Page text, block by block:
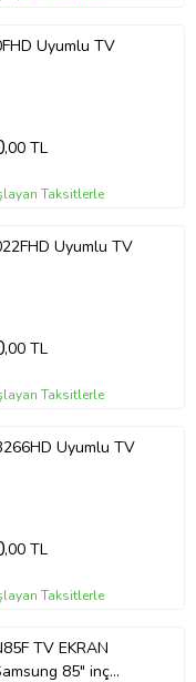
Uyumlu TV
,00 TL
Taksitlerle
Uyumlu TV
,00 TL
Taksitlerle
Uyumlu TV
,00 TL
Taksitlerle
TV EKRAN
85" inç